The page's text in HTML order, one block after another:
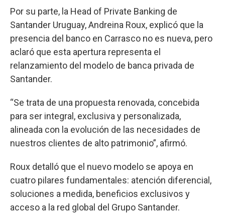
Por su parte, la Head of Private Banking de
Santander Uruguay, Andreina Roux, explicó que la
presencia del banco en Carrasco no es nueva, pero
aclaró que esta apertura representa el
relanzamiento del modelo de banca privada de
Santander.
“Se trata de una propuesta renovada, concebida
para ser integral, exclusiva y personalizada,
alineada con la evolución de las necesidades de
nuestros clientes de alto patrimonio”, afirmó.
Roux detalló que el nuevo modelo se apoya en
cuatro pilares fundamentales: atención diferencial,
soluciones a medida, beneficios exclusivos y
acceso a la red global del Grupo Santander.